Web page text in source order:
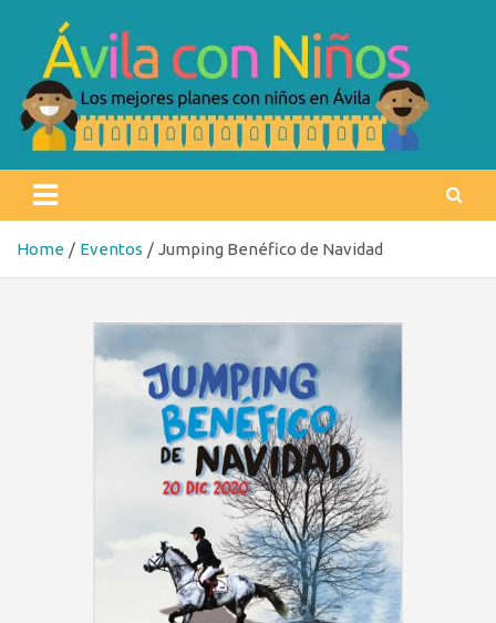
content
Ávila con niños
Home Eventos Jumping Benéfico de Navidad